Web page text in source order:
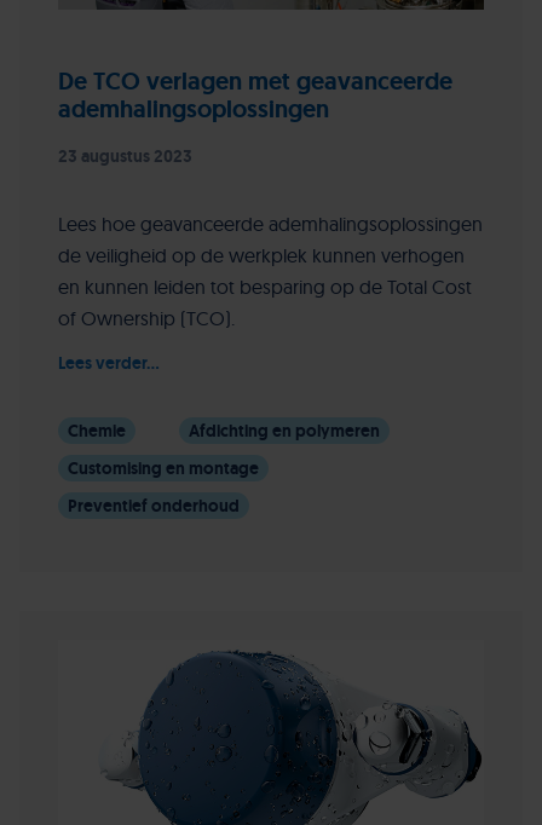
De TCO verlagen met geavanceerde
ademhalingsoplossingen
23 augustus 2023
Lees hoe geavanceerde ademhalingsoplossingen
de veiligheid op de werkplek kunnen verhogen
en kunnen leiden tot besparing op de Total Cost
of Ownership (TCO).
Lees verder...
Chemie
Afdichting en polymeren
Customising en montage
Preventief onderhoud